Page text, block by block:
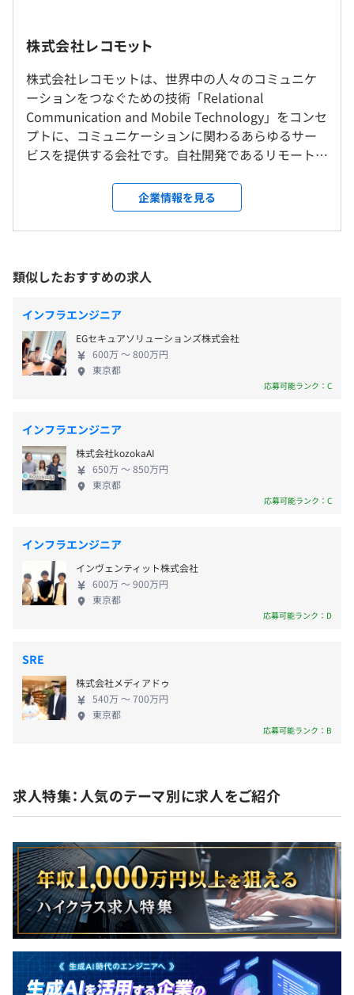
7.5時間で月残業が20時間程度。またコアタイムのないフ
ルフレックス制度で、比較的自由な働き方ができ、ワーク
バランスが充実しています。
『moconavi』
テレワークやBYODをスマートに実現するクラウド型リモ
社外から会社のPCに簡単アクセスできるリモートデスク
https://moconavi.jp/splashtop_lp/
『moconavi 050』
個人携帯に050のビジネス番号を追加できるBYODに最適
個人の自発的な挑戦であれば、他の技術、他の環境を経験
をすることや仕様検討の場に参加することも可能です。希
ともできます。
・資格取得支援制度（サポトラ）
・書籍購入補助
・セミナー、研修参加 など
相談のうえ、ご希望のマシンを支給します。
ECS、Zabbix、Amazon CloudWatch
Elasticsearch
リモートワークで開発を進めています）
就業場所の変更範囲
＜雇入時＞
当社本社、または自宅などでのリモートワーク
＜変更範囲＞
変更なし
受動喫煙防止措置に関する事項
東京メトロ半蔵門線「半蔵門駅」6番出口から3分
※フルフレックスタイム制 (コアタイムなし）
休憩時間：休憩60分 ※昼食時間は業務の都合により各々
の自主性に任せています
平均残業時間：平均20時間／月
・夏季休暇
・有給休暇（試用期間終了後に付与）
・慶弔休暇
・育児休暇 など
・通勤交通費（全額支給）
・リモートワーク手当（4,000円）
・BYOD手当（3,000円）
・健康診断付加オプション補助
賞与：年1回 （決算連動賞与）
昇給：年1回
健康保険／厚生年金加入／雇用保険／労災保険適用
無期雇用
3カ月（期間中、待遇の変更はありません）
株式会社レコモット
株式会社レコモットは、世界中の人々のコミュニケ
ーションをつなぐための技術「Relational
Communication and Mobile Technology」をコンセ
プトに、コミュニケーションに関わるあらゆるサー
ビスを提供する会社です。自社開発であるリモートワ
『moconavi（モコナビ）』をメインに、
『moconavi050』『moconaviRDS』などのサービス
を展開しています。『moconavi』は、とくに個人情
に、1400社の企業に導入をいただいています。
（2024.1月現在） 当社のエンジニアは、自社プロダ
クトに長期的な視点でじっくりと業務に向き合って
います。専門性を持って取り組んでいただきますが、
特定の技術に役割を限定しません。自発的な挑戦と
して他の技術や環境を経験したり、UI・UXの検討に
携わったり、仕様検討の場に参加したりできます。エ
は体験できないやりがいも感じていただけます。その
ほか最新スペックPCの貸与、書籍購入や業務時間内
のセミナー参加支援など、エンジニアのキャリア・
スキルアップを惜しみなくバックアップしています。
メンバーそれぞれが自分らしく働ける環境も、大切
クス勤務を導入、始業•終業時刻、休憩時間を個人の
働き方に合わせて調整できます。さらに、クラウド型
業務システムと『moconavi 』により、場所にとらわ
れずに働ける環境を提供。リモートとオフィスのハ
イブリッドワークの実践など柔軟なワークスタイル
し、ワークスタイルの自由度を高めるとともに家庭
との両立、プライベートの充実にも役立てています。
企業情報を見る
類似したおすすめの求人
インフラエンジニア
EGセキュアソリューションズ株式会社
600万 〜 800万円
東京都
応募可能ランク：C
インフラエンジニア
株式会社kozokaAI
650万 〜 850万円
東京都
応募可能ランク：C
インフラエンジニア
インヴェンティット株式会社
600万 〜 900万円
東京都
応募可能ランク：D
SRE
株式会社メディアドゥ
540万 〜 700万円
東京都
応募可能ランク：B
求人特集：人気のテーマ別に求人をご紹介